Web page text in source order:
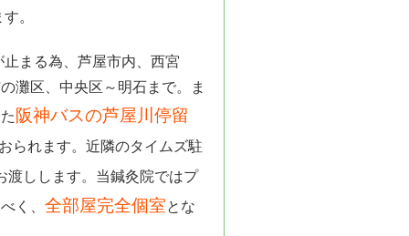
。
まる為、芦屋市内、西宮
灘区、中央区～明石まで。ま
阪神バスの芦屋川停留
られます。近隣のタイムズ駐
渡しします。当鍼灸院ではプ
く、 全部屋完全個室とな